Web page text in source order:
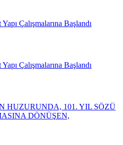
Çalışmalarına Başlandı
Çalışmalarına Başlandı
HUZURUNDA, 101. YIL SÖZÜ
DÖNÜŞEN,